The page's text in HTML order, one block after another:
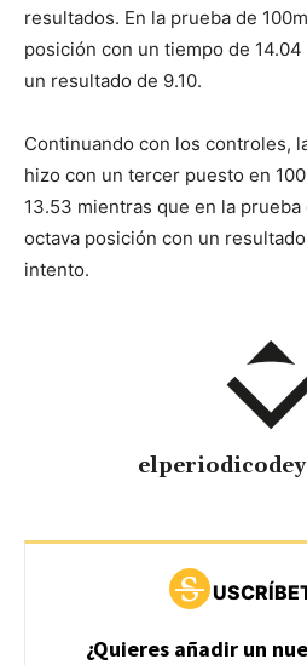
resultados. En la prueba de
posición con un tiempo de
un resultado de 9.10.
Continuando con los controles,
hizo con un tercer puesto en
13.53 mientras que en la
octava posición con un
intento.
¿Quieres añadir un